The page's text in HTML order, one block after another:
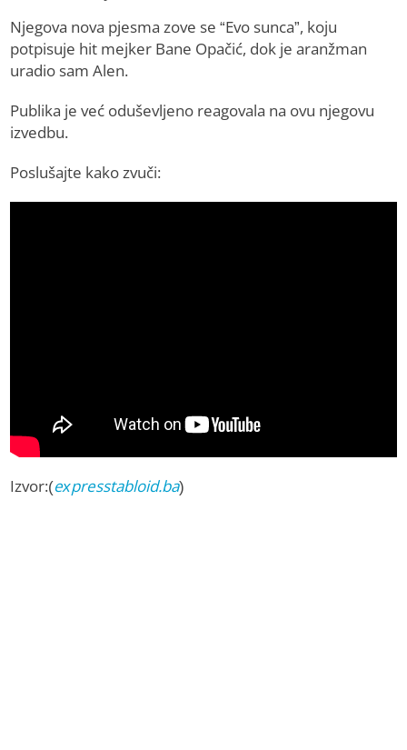
Njegova nova pjesma zove se “Evo sunca”, koju
potpisuje hit mejker Bane Opačić, dok je aranžman
uradio sam Alen.
Publika je već oduševljeno reagovala na ovu njegovu
izvedbu.
Poslušajte kako zvuči:
Izvor:(expresstabloid.ba)